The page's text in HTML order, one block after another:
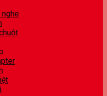
nghe